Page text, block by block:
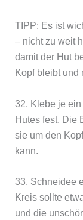
TIPP: Es ist
– nicht zu weit
damit der Hut
Kopf bleibt und
32. Klebe je
Hutes fest. Die
sie um den
kann.
33. Schneidee
Kreis sollte
und die